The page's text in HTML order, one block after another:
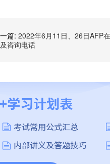
篇: 2022年6月11日、26日AFP
咨询电话